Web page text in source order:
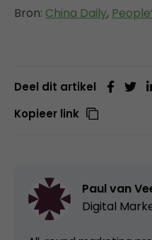
Bron: China Daily,
Deel dit artikel
Kopieer link
Paul van
Digital